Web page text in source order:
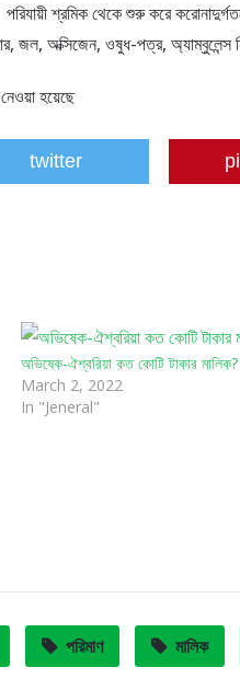
শ্রমিক থেকে শুরু করে
জল, অক্সিজেন, ওষুধ-পত্র, অ্যাম্বুলেন্স
হয়েছে
twitter
অভিষেক-ঐশ্বরিয়া কত কোটি টাকার মালিক?
March 2, 2022
In "Jeneral"
পরিমাণ মালিক